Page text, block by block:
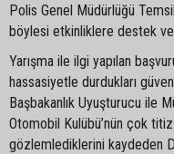
Polis Genel Müdürlüğü
böylesi etkinliklere destek
Yarışma ile ilgi yapılan
hassasiyetle durdukları
Başbakanlık Uyuşturucu ile
Otomobil Kulübü’nün çok
gözlemlediklerini kaydeden